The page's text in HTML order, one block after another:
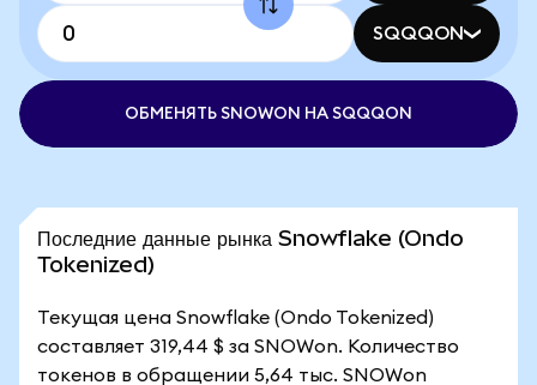
SQQQON
ОБМЕНЯТЬ SNOWON НА SQQQON
Последние данные рынка Snowflake (Ondo
Tokenized)
Текущая цена Snowflake (Ondo Tokenized)
составляет 319,44 $ за SNOWon. Количество
токенов в обращении 5,64 тыс. SNOWon